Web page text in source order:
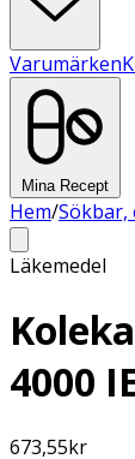
Varumärken
Mina Recept
Hem/Sökbar,
Läkemedel
4000
673,55kr